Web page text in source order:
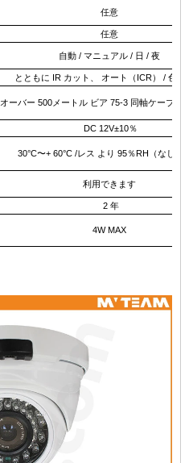
任意
任意
自動 / マニュアル / 日 / 夜
ととも​​に IR カット、 オート（ICR） / 色
オーバー 500メートル ビア 75-3 同軸ケーブル
DC 12V±10％
30°C〜+ 60°C /レス より 95％RH（なし
利用できます
2 年
4W MAX